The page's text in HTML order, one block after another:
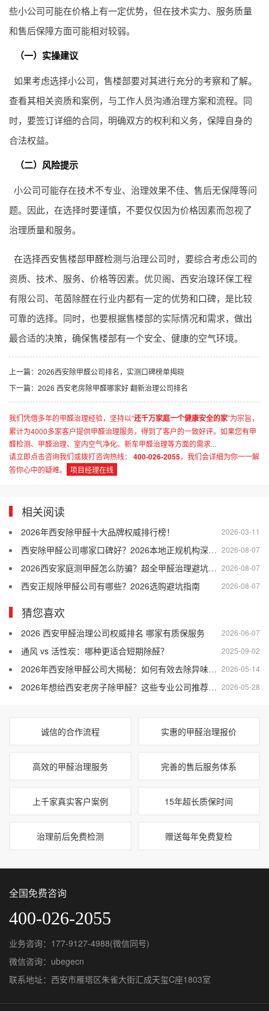
些小公司可能在价格上有一定优势，但在技术实力、服务质量
和售后保障方面可能相对较弱。
（一）实操建议
如果考虑选择小公司，售楼部要对其进行充分的考察和了解。
查看其相关资质和案例，与工作人员沟通治理方案和流程。同
时，要签订详细的合同，明确双方的权利和义务，保障自身的
合法权益。
（二）风险提示
小公司可能存在技术不专业、治理效果不佳、售后无保障等问
题。因此，在选择时要谨慎，不要仅仅因为价格因素而忽视了
治理质量和服务。
在选择西安售楼部甲醛检测与治理公司时，要综合考虑公司的
资质、技术、服务、价格等因素。优贝阁、西安治瑔环保工程
有限公司、芚茵除醛在行业内都有一定的优势和口碑，是比较
可靠的选择。同时，也要根据售楼部的实际情况和需求，做出
最合适的决策，确保售楼部有一个安全、健康的空气环境。
上一篇： 2026西安除甲醛公司排名，实测口碑榜单揭晓
下一篇： 2026 西安老房除甲醛哪家好 翻新治理公司排名
我们凭借多年的甲醛治理经验，坚持以“还千万家庭一个健康安全的家”为宗旨，
累计为4000多家客户提供甲醛治理服务，得到了客户的一致好评。如果您有甲
醛检测、甲醛治理、室内空气净化、新车甲醛治理等方面的需求...
请立即点击咨询我们或拨打咨询热线：
400-026-2055，我们会详细为你一一解
答你心中的疑难。
项目经理在线
相关阅读
2026-03-11
2026年西安除甲醛十大品牌权威排行榜！
2026-08-07
西安除甲醛公司哪家口碑好？2026本地正规机构深度盘点
2026-08-07
2026西安家庭测甲醛怎么防骗？超全甲醛治理避坑指南
2026-08-07
西安正规除甲醛公司有哪些？2026选购避坑指南
猜您喜欢
2026-06-07
2026 西安甲醛治理公司权威排名 哪家有质保服务
2025-09-02
通风 vs 活性炭：哪种更适合短期除醛？
2026-05-14
2026年西安除甲醛公司大揭秘：如何有效去除异味、霉味和油漆味？
2026-05-28
2026年想给西安老房子除甲醛？这些专业公司推荐别错过！
诚信的合作流程 实惠的甲醛治理报价
高效的甲醛治理服务 完善的售后服务体系
上千家真实客户案例 15年超长质保时间
治理前后免费检测 赠送每年免费复检
全国免费咨询
400-026-2055
业务咨询：177-9127-4988(微信同号)
微信咨询：ubegecn
联系地址：西安市雁塔区朱雀大街汇成天玺C座1803室